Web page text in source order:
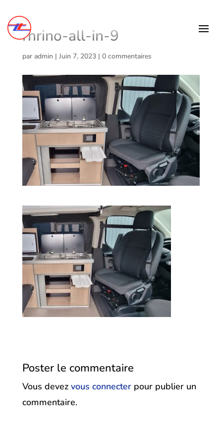
rhrino-all-in-9
par admin | Juin 7, 2023| 0 commentaires
Poster le commentaire
Vous devez vous connecterpour publier un
commentaire.